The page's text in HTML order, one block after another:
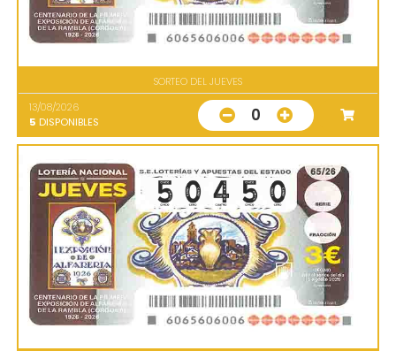
SORTEO DEL JUEVES
13/08/2026
5 DISPONIBLES 0